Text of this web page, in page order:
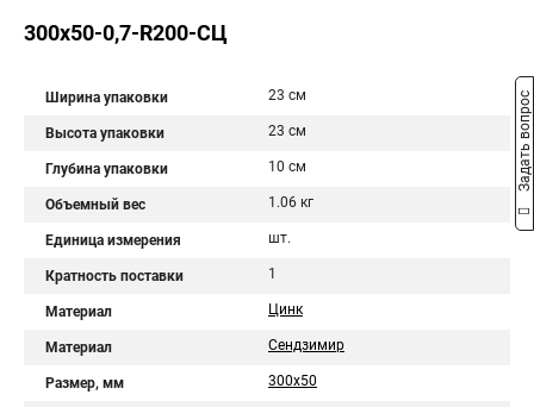
300х50-0,7-R200-СЦ
Ширина упаковки 23 см
Высота упаковки 23 см
Глубина упаковки 10 см
Объемный вес 1.06 кг
Единица измерения шт.
Кратность поставки 1
Материал Цинк
Материал Сендзимир
Размер, мм 300х50
Задать вопрос